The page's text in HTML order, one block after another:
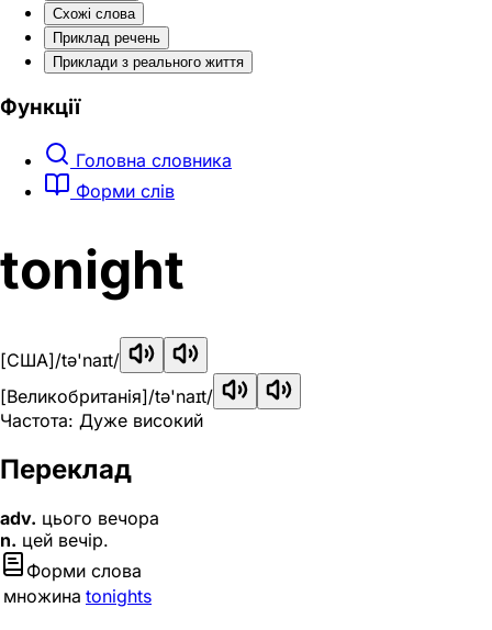
Схожі слова
Приклад речень
Приклади з реального життя
Функції
Головна словника
Форми слів
tonight
[США]/tə'naɪt/
[Великобританія]/tə'naɪt/
Частота: Дуже високий
Переклад
adv. цього вечора
n. цей вечір.
Форми слова
множина tonights